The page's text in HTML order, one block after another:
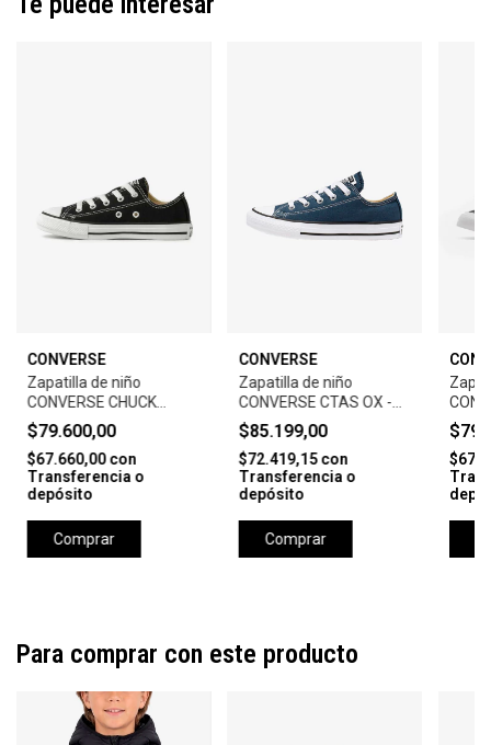
CONVERSE
Zapatilla de niño
CONVERSE CHUCK
TAYLOR ALL STAR
CORE-BLACK
$79.600,00
$67.660,00con
Transferencia o
depósito
Comprar
CONVERSE
Zapatilla de niño
CONVERSE CTAS OX -
NAVY/BLACK/WHITE
$85.199,00
$72.419,15con
Transferencia o
depósito
Comprar
Para comprar con este producto